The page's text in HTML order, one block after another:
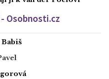
Osobnosti.cz